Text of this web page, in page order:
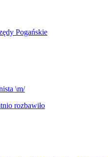
Pogańskie
\m/
rozbawiło